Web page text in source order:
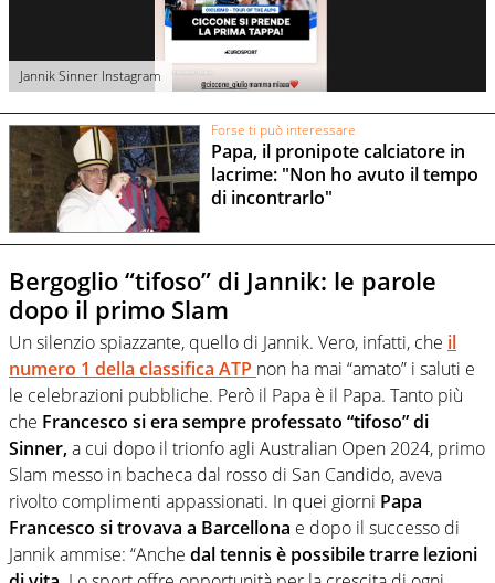
Jannik Sinner Instagram
Forse ti può interessare
Papa, il pronipote calciatore in
lacrime: "Non ho avuto il tempo
di incontrarlo"
Bergoglio “tifoso” di Jannik: le parole
dopo il primo Slam
Un silenzio spiazzante, quello di Jannik. Vero, infatti, che il
numero 1 della classifica ATP non ha mai “amato” i saluti e
le celebrazioni pubbliche. Però il Papa è il Papa. Tanto più
che Francesco si era sempre professato “tifoso” di
Sinner,a cui dopo il trionfo agli Australian Open 2024, primo
Slam messo in bacheca dal rosso di San Candido, aveva
rivolto complimenti appassionati. In quei giorni Papa
Francesco si trovava a Barcellona e dopo il successo di
Jannik ammise: “Anche dal tennis è possibile trarre lezioni